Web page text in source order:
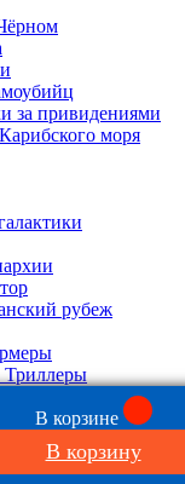
В корзине
В корзину
за привидениями
моря
рубеж